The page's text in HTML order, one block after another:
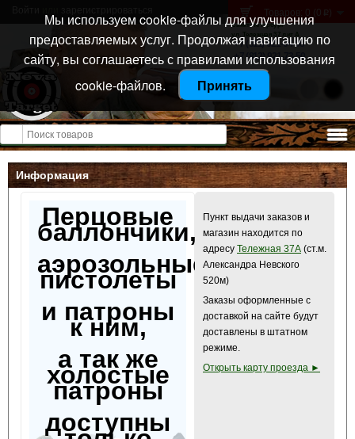
Санкт-Петербург
ул. Тележная 37 лит А
+7 (911) 021-04-08
+7 (812) 921-73-50
Товаров: 0 (0 p )
Открыть меню
Информация
Перцовые
баллончики,
аэрозольные
пистолеты
и патроны
к ним,
а так же
холостые
патроны
доступны
Пункт выдачи заказов и
магазин находится по
адресу Тележная 37А (ст.м.
Александра Невского
520м)
Заказы оформленные с
доставкой на сайте будут
доставлены в штатном
режиме.
Открыть карту проезда ►
Мы используем cookie-файлы для улучшения
предоставляемых услуг. Продолжая навигацию по
сайту, вы соглашаетесь с правилами использования
cookie-файлов.
Принять